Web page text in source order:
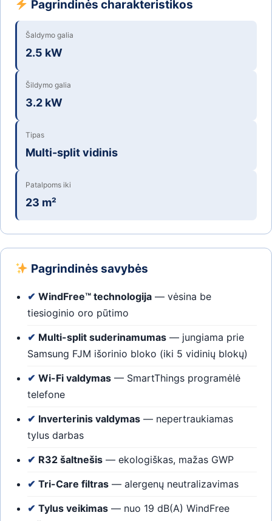
Pagrindinės charakteristikos
Šaldymo galia
2.5 kW
Šildymo galia
3.2 kW
Tipas
Multi-split vidinis
Patalpoms iki
23 m²
Pagrindinės savybės
✔ WindFree™ technologija — vėsina be
tiesioginio oro pūtimo
✔ Multi-split suderinamumas — jungiama prie
Samsung FJM išorinio bloko (iki 5 vidinių blokų)
✔ Wi-Fi valdymas — SmartThings programėlė
telefone
✔ Inverterinis valdymas — nepertraukiamas
tylus darbas
✔ R32 šaltnešis — ekologiškas, mažas GWP
✔ Tri-Care filtras — alergenų neutralizavimas
✔ Tylus veikimas — nuo 19 dB(A) WindFree